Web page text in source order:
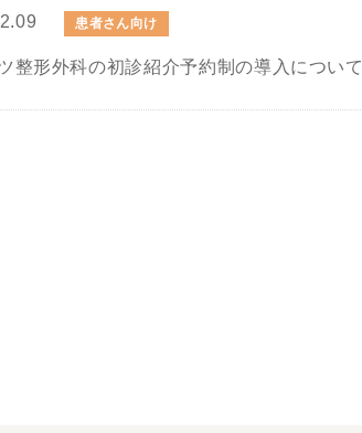
患者さん向け
整形外科の初診紹介予約制の導入について